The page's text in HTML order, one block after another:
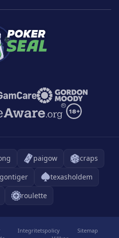
paigow
craps
texasholdem
roulette
Integritetspolicy
Sitemap